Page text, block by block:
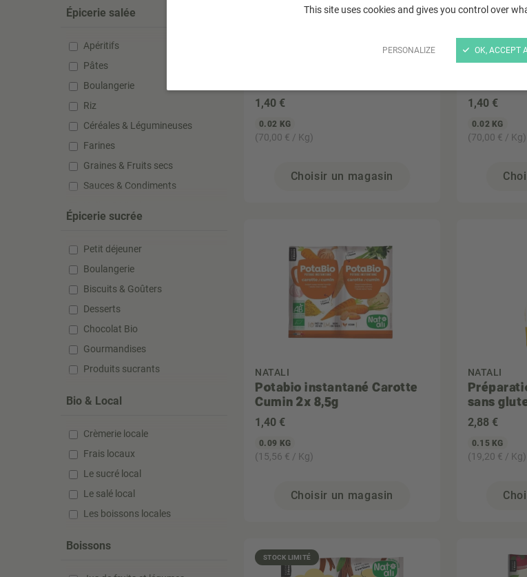
This site uses cookies and gives you control over
PERSONALIZE OK, ACCEPT
Épicerie salée
Apéritifs
Pâtes
Boulangerie
Riz
Céréales & Légumineuses
Farines
Graines & Fruits secs
Sauces & Condiments
Épicerie sucrée
Petit déjeuner
Boulangerie
Biscuits & Goûters
Desserts
Chocolat Bio
Gourmandises
Produits sucrants
Bio & Local
Crèmerie locale
Frais locaux
Le sucré local
Le salé local
Les boissons locales
Boissons
1 ,40 €
0.02 KG
(70,00 € / Kg)
Choisir un magasin
NATALI
Potabio
1 ,40 €
0.02 KG
(70,00 € / Kg)
NATALI
Potabio instantané Carotte
Cumin 2x 8,5g
1 ,40 €
0.09 KG
(15,56 € / Kg)
Choisir un magasin
NATALI
sans
2,88 €
0.15 KG
(19,20 € / Kg)
STOCK LIMITÉ